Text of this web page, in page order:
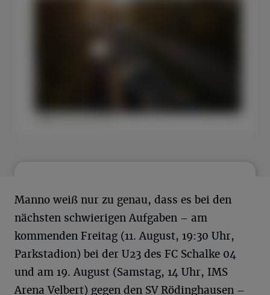
Einverstanden
Manno weiß nur zu genau, dass es bei den
nächsten schwierigen Aufgaben – am
kommenden Freitag (11. August, 19:30 Uhr,
Parkstadion) bei der U23 des FC Schalke 04
und am 19. August (Samstag, 14 Uhr, IMS
Arena Velbert) gegen den SV Rödinghausen –